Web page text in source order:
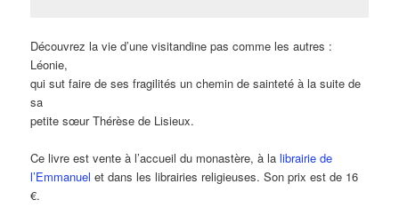
Découvrez la vie d’une visitandine pas comme les autres :
Léonie,
qui sut faire de ses fragilités un chemin de sainteté à la suite de
sa
petite sœur Thérèse de Lisieux.
Ce livre est vente à l’accueil du monastère, à lalibrairie de
l’Emmanuel et dans les librairies religieuses. Son prix est de 16
€.